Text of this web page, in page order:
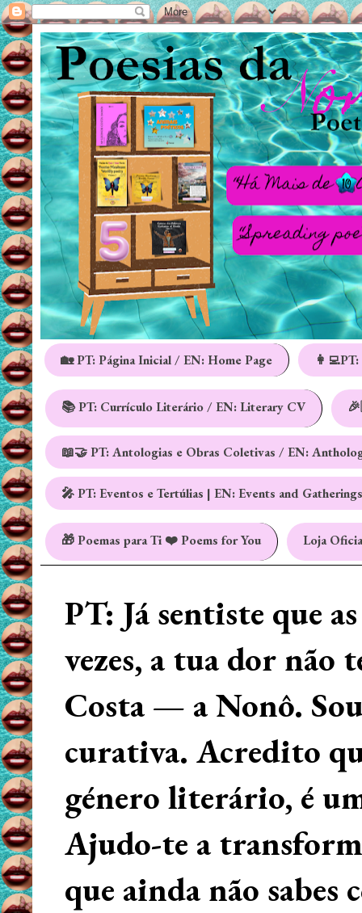
🏡 PT: Página Inicial / EN: Home Page
📚 PT: Currículo Literário / EN: Literary CV
📖🤝 PT: Antologias e Obras Coletivas / EN:
🎤 PT: Eventos e Tertúlias | EN: Events and Gatherings
🎁 Poemas para Ti ❤️ Poems for You Loja
PT: Já sentiste que
vezes, a tua dor não
Costa — a Nonô.
curativa. Acredito
género literário, é
Ajudo-te a
que ainda não